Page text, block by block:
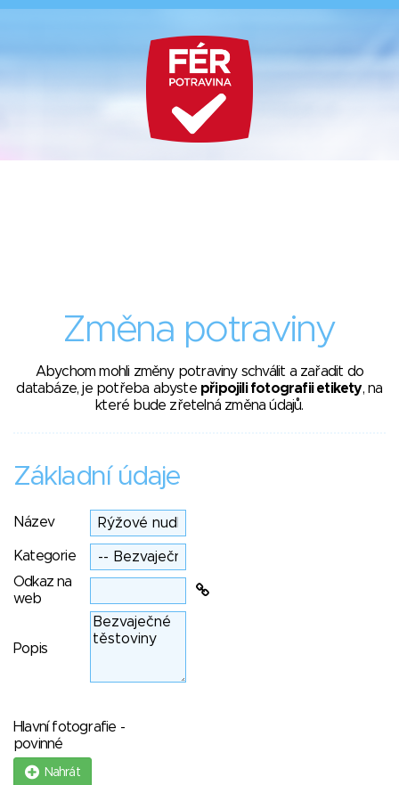
Změna potraviny
Abychom mohli změny potraviny schválit a zařadit do
databáze, je potřeba abyste připojili fotografii etikety, na
které bude zřetelná změna údajů.
Základní údaje
Název
Kategorie
Odkaz na
web
Popis
Hlavní fotografie -
povinné
Nahrát